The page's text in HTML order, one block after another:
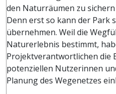
den Naturräumen zu
Denn erst so kann der Park
übernehmen. Weil die
Naturerlebnis bestimmt,
Projektverantwortlichen die
potenziellen Nutzerinnen
Planung des Wegenetzes